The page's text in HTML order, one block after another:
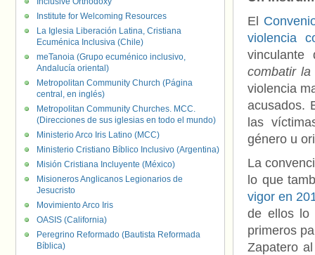
El
violencia
combatir la
violencia
acusados.
las
género u
La
lo que
vigor en
de ellos lo
primeros
Zapatero
Institute for Welcoming Resources
La Iglesia Liberación Latina, Cristiana
Ecuménica Inclusiva (Chile)
meTanoia (Grupo ecuménico inclusivo,
Andalucía oriental)
Metropolitan Community Church (Página
central, en inglés)
Metropolitan Community Churches. MCC.
(Direcciones de sus iglesias en todo el mundo)
Ministerio Arco Iris Latino (MCC)
Ministerio Cristiano Bíblico Inclusivo (Argentina)
Misión Cristiana Incluyente (México)
Misioneros Anglicanos Legionarios de
Jesucristo
Movimiento Arco Iris
OASIS (California)
Peregrino Reformado (Bautista Reformada
Bíblica)